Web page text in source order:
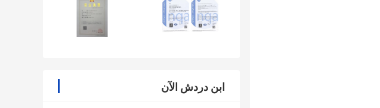
ابن دردش الآن